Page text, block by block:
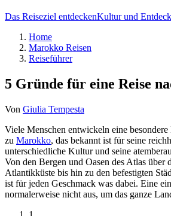
Das Reiseziel entdeckenKultur und
Home
Marokko Reisen
Reiseführer
5 Gründe für eine Reise
Von Giulia Tempesta
Viele Menschen entwickeln eine besondere
zu Marokko, das bekannt ist für seine
unterschiedliche Kultur und seine
Von den Bergen und Oasen des Atlas über
Atlantikküste bis hin zu den befestigten
ist für jeden Geschmack was dabei. Eine
normalerweise nicht aus, um das ganze